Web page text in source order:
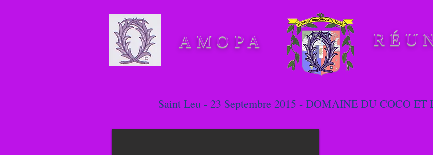
AMOPA
Saint Leu - 23 Septembre 2015 - DOMAINE DU COCO